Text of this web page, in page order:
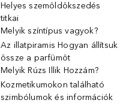
Helyes szemöldökszedés
titkai
Melyik színtípus vagyok?
Az illatpiramis Hogyan állítsuk
össze a parfümöt
Melyik Rúzs Illik Hozzám?
Kozmetikumokon található
szimbólumok és információk